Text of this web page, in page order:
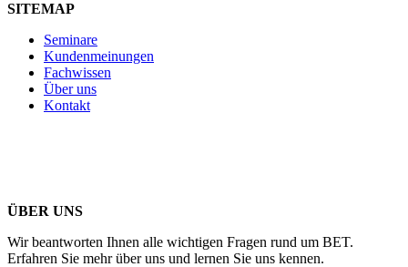
SITEMAP
Seminare
Kundenmeinungen
Fachwissen
Über uns
Kontakt
ÜBER UNS
Wir beantworten Ihnen alle wichtigen Fragen rund um BET.
Erfahren Sie mehr über uns und lernen Sie uns kennen.